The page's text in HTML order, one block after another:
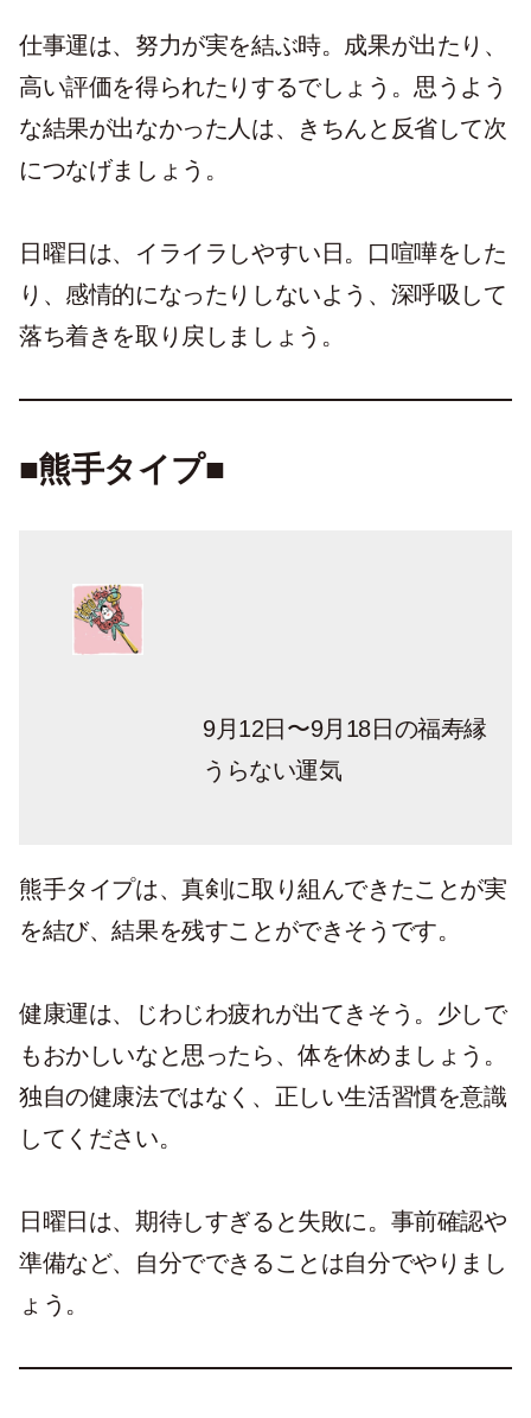
仕事運は、努力が実を結ぶ時。成果が出たり、
高い評価を得られたりするでしょう。思うよう
な結果が出なかった人は、きちんと反省して次
につなげましょう。
日曜日は、イライラしやすい日。口喧嘩をした
り、感情的になったりしないよう、深呼吸して
落ち着きを取り戻しましょう。
■熊手タイプ■
9月12日〜9月18日の福寿縁
うらない運気
熊手タイプは、真剣に取り組んできたことが実
を結び、結果を残すことができそうです。
健康運は、じわじわ疲れが出てきそう。少しで
もおかしいなと思ったら、体を休めましょう。
独自の健康法ではなく、正しい生活習慣を意識
してください。
日曜日は、期待しすぎると失敗に。事前確認や
準備など、自分でできることは自分でやりまし
ょう。